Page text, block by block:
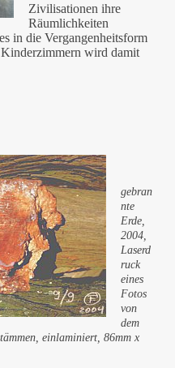
Zivilisationen ihre
Räumlichkeiten
in die Vergangenheitsform
wird damit
gebran
nte
Erde,
2004,
Laserd
ruck
eines
Fotos
von
dem
einlaminiert, 86mm x